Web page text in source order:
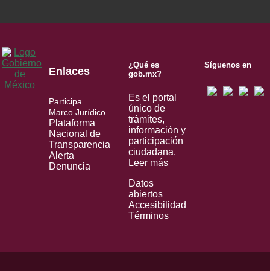
Enlaces
Participa
Marco Jurídico
Plataforma
Nacional de
Transparencia
Alerta
Denuncia
¿Qué es
gob.mx?
Es el portal
único de
trámites,
información y
participación
ciudadana.
Leer más
Datos
abiertos
Accesibilidad
Términos
Síguenos en